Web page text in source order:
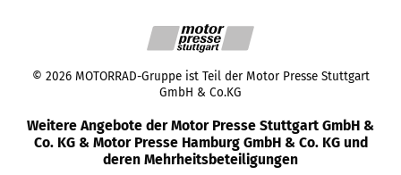
© 2026 MOTORRAD-Gruppe ist Teil der Motor Presse Stuttgart
GmbH & Co.KG
Weitere Angebote der Motor Presse Stuttgart GmbH &
Co. KG & Motor Presse Hamburg GmbH & Co. KG und
deren Mehrheitsbeteiligungen